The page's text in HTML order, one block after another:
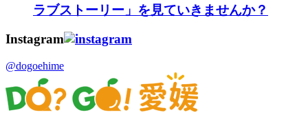
ラブストーリー」を見ていきませんか？
Instagram
@dogoehime